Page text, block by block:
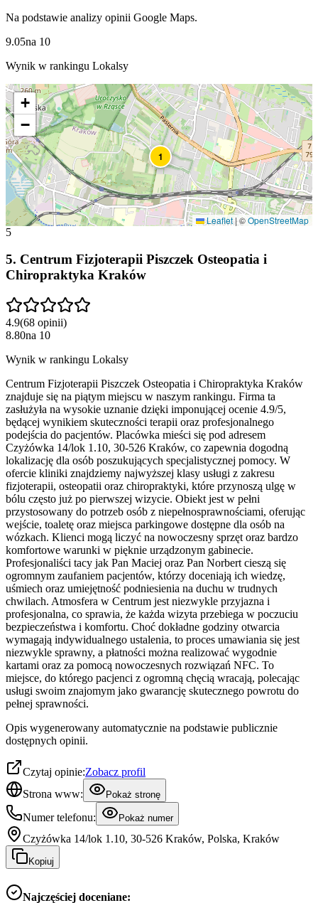
Na podstawie analizy opinii Google Maps.
9.05na 10
Wynik w rankingu Lokalsy
1
+
−
Leaflet |©OpenStreetMap
5
5. Centrum Fizjoterapii Piszczek Osteopatia i
Chiropraktyka Kraków
4.9(68 opinii)
8.80na 10
Wynik w rankingu Lokalsy
Centrum Fizjoterapii Piszczek Osteopatia i Chiropraktyka Kraków
znajduje się na piątym miejscu w naszym rankingu. Firma ta
zasłużyła na wysokie uznanie dzięki imponującej ocenie 4.9/5,
będącej wynikiem skuteczności terapii oraz profesjonalnego
podejścia do pacjentów. Placówka mieści się pod adresem
Czyżówka 14/lok 1.10, 30-526 Kraków, co zapewnia dogodną
lokalizację dla osób poszukujących specjalistycznej pomocy. W
ofercie kliniki znajdziemy najwyższej klasy usługi z zakresu
fizjoterapii, osteopatii oraz chiropraktyki, które przynoszą ulgę w
bólu często już po pierwszej wizycie. Obiekt jest w pełni
przystosowany do potrzeb osób z niepełnosprawnościami, oferując
wejście, toaletę oraz miejsca parkingowe dostępne dla osób na
wózkach. Klienci mogą liczyć na nowoczesny sprzęt oraz bardzo
komfortowe warunki w pięknie urządzonym gabinecie.
Profesjonaliści tacy jak Pan Maciej oraz Pan Norbert cieszą się
ogromnym zaufaniem pacjentów, którzy doceniają ich wiedzę,
uśmiech oraz umiejętność podniesienia na duchu w trudnych
chwilach. Atmosfera w Centrum jest niezwykle przyjazna i
profesjonalna, co sprawia, że każda wizyta przebiega w poczuciu
bezpieczeństwa i komfortu. Choć dokładne godziny otwarcia
wymagają indywidualnego ustalenia, to proces umawiania się jest
niezwykle sprawny, a płatności można realizować wygodnie
kartami oraz za pomocą nowoczesnych rozwiązań NFC. To
miejsce, do którego pacjenci z ogromną chęcią wracają, polecając
usługi swoim znajomym jako gwarancję skutecznego powrotu do
pełnej sprawności.
Opis wygenerowany automatycznie na podstawie publicznie
dostępnych opinii.
Czytaj opinie:Zobacz profil
Strona www:
Pokaż stronę
Numer telefonu: Pokaż numer
Czyżówka 14/lok 1.10, 30-526 Kraków, Polska, Kraków
Kopiuj
Najczęściej doceniane: